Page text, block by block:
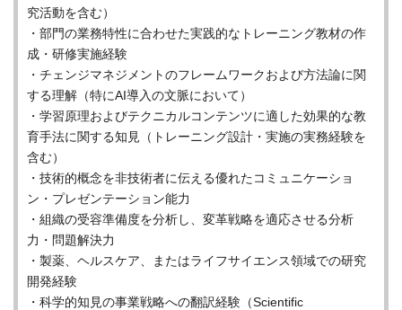
究活動を含む）
・部門の業務特性に合わせた実践的なトレーニング教材の作
成・研修実施経験
・チェンジマネジメントのフレームワークおよび方法論に関
する理解（特にAI導入の文脈において）
・学習原理およびテクニカルコンテンツに適した効果的な教
育手法に関する知見（トレーニング設計・実施の実務経験を
含む）
・技術的概念を非技術者に伝える優れたコミュニケーショ
ン・プレゼンテーション能力
・組織の受容準備度を分析し、変革戦略を適応させる分析
力・問題解決力
・製薬、ヘルスケア、またはライフサイエンス領域での研究
開発経験
・科学的知見の事業戦略への翻訳経験（Scientific